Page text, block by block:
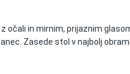
in mirnim, prijaznim
Zasede stol v najbolj